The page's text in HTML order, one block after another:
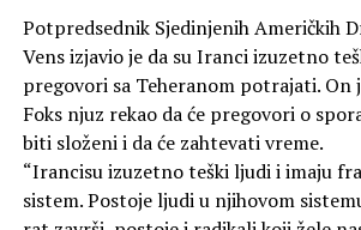
rođenjem.
Roberts: “Pravo da imate prava”
Predsjednik Vrhovnog suda Džon
u odluci je snažno branio istorijsko
državljanstva po rođenju.
To ostaju jedini slučajevi upotrebe
ratovanju u ljudskoj istoriji. Prema
procjenama, bomba bačena na
godine ubila je između 70.000 i
eksplozije.
Do kraja 1945. godine, broj žrtava
Potpredsednik Sjedinjenih Američkih
Vens izjavio je da su Iranci izuzetno
pregovori sa Teheranom potrajati. On
Foks njuz rekao da će pregovori o
biti složeni i da će zahtevati vreme.
“Irancisu izuzetno teški ljudi i imaju
sistem. Postoje ljudi u njihovom